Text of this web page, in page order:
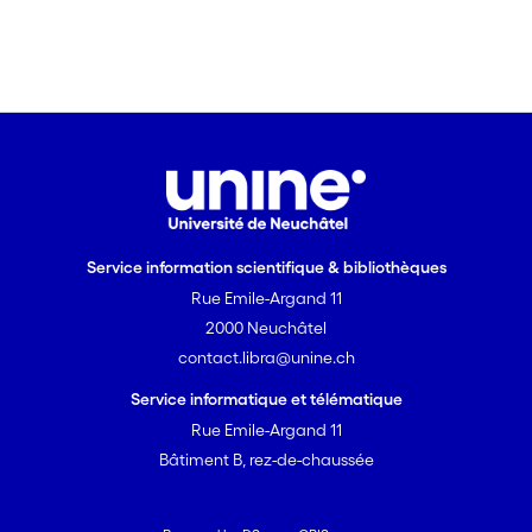
Service information scientifique & bibliothèques
Rue Emile-Argand 11
2000 Neuchâtel
contact.libra@unine.ch
Service informatique et télématique
Rue Emile-Argand 11
Bâtiment B, rez-de-chaussée